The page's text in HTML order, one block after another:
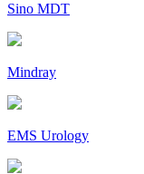
Sino MDT
Mindray
EMS Urology